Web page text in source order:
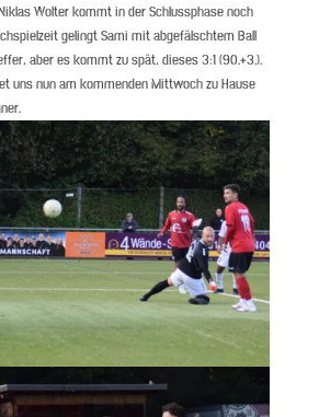
Wolter kommt in der Schlussphase noch
gelingt Sami mit abgefälschtem Ball
aber es kommt zu spät, dieses 3:1 (90.+3.).
uns nun am kommenden Mittwoch zu Hause